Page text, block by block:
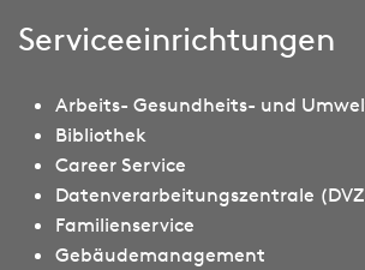
Serviceeinrichtungen
Arbeits- Gesundheits- und
Bibliothek
Career Service
Datenverarbeitungszentrale
Familienservice
Gebäudemanagement